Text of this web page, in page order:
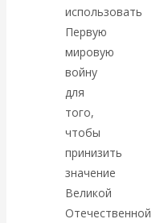
Валентин
Катасонов
считает, что
кризис в
банковской
сфере России
использовать
Первую
мировую
войну
для
того,
чтобы
принизить
значение
Великой
Отечественной